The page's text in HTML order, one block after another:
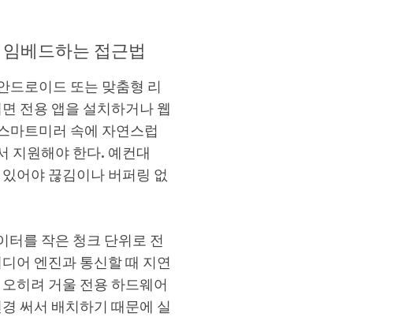
베드하는 접근법
드로이드 또는 맞춤형 리
전용 앱을 설치하거나 웹
마트미러 속에 자연스럽
지원해야 한다. 예컨대
어야 끊김이나 버퍼링 없
터를 작은 청크 단위로 전
어 엔진과 통신할 때 지연
히려 거울 전용 하드웨어
써서 배치하기 때문에 실